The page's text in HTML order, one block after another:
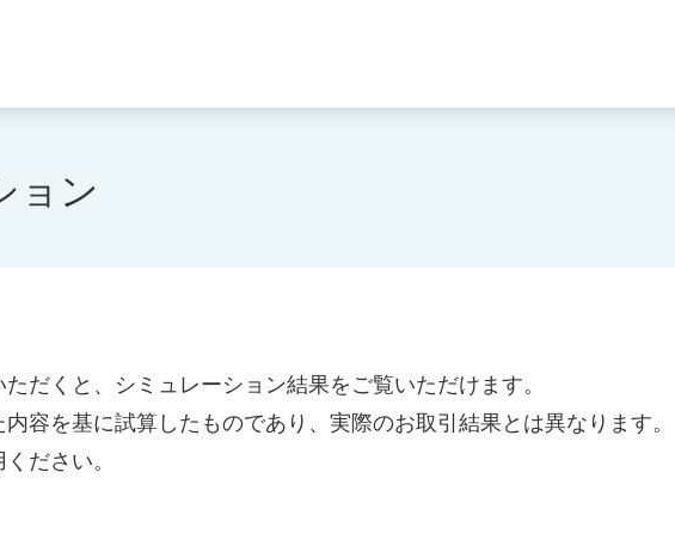
ョン
だくと、シミュレーション結果をご覧いただけます。
容を基に試算したものであり、実際のお取引結果とは異なります。
ださい。